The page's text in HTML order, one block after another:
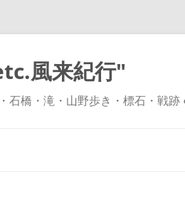
風来紀行"
橋・滝・山野歩き・標石・戦跡